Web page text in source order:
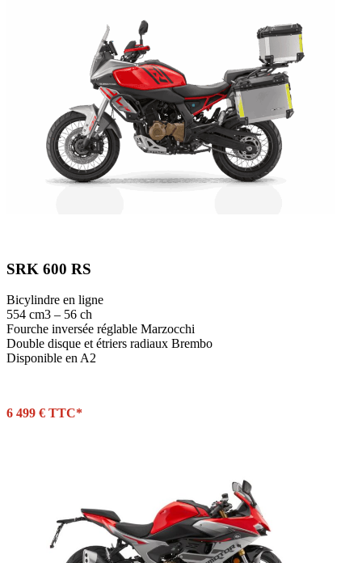
SRK 600 RS
Bicylindre en ligne
554 cm3 – 56 ch
Fourche inversée réglable Marzocchi
Double disque et étriers radiaux Brembo
Disponible en A2
6 499 € TTC*